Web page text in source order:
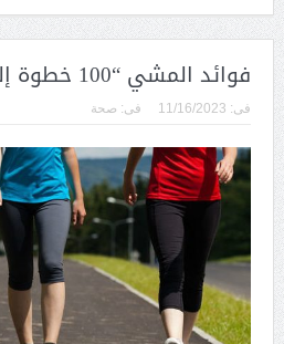
فوائد المشي “100 خطوة إلى الوراء” ؟
فى: 11/16/2023 فى: صحة